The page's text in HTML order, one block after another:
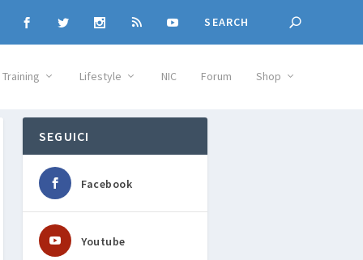
Training Lifestyle NIC Forum Shop
SEGUICI
Facebook
Youtube